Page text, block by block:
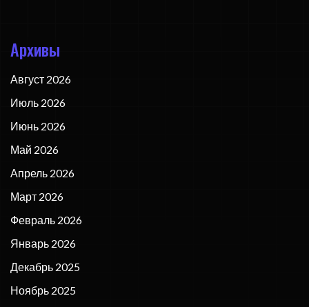
Архивы
Август 2026
Июль 2026
Июнь 2026
Май 2026
Апрель 2026
Март 2026
Февраль 2026
Январь 2026
Декабрь 2025
Ноябрь 2025